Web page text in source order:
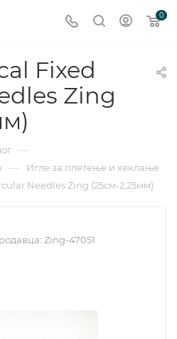
0
Fixed
Zing
—
— Игле за плетење и хеклање
Needles Zing (25см-2,25мм)
Zing-47051